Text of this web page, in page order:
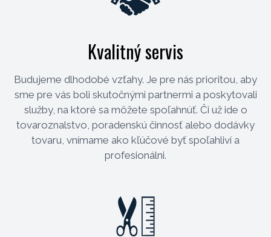
Kvalitný servis
Budujeme dlhodobé vzťahy. Je pre nás prioritou, aby
sme pre vás boli skutočnými partnermi a poskytovali
služby, na ktoré sa môžete spoľahnúť. Či už ide o
tovaroznalstvo, poradenskú činnosť alebo dodávky
tovaru, vnímame ako kľúčové byť spoľahliví a
profesionálni.